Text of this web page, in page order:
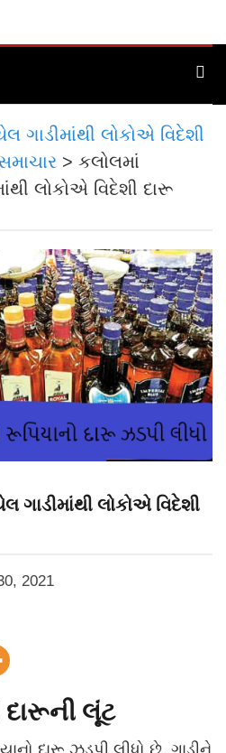
લોકોએ વિદેશી
> કલોલમાં
લોકોએ વિદેશી દારૂ
લોકોએ વિદેશી
2021
દારૂની લૂંટ